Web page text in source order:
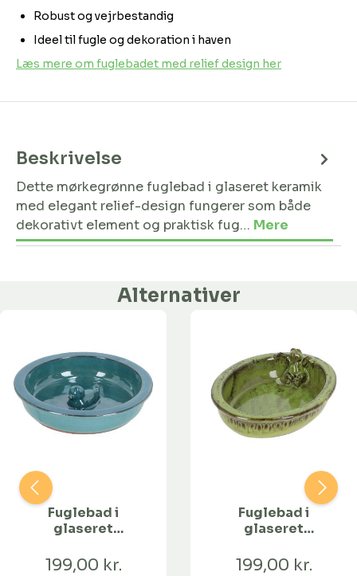
Robust og vejrbestandig
Ideel til fugle og dekoration i haven
Læs mere om fuglebadet med relief design her
Beskrivelse
Dette mørkegrønne fuglebad i glaseret keramik
med elegant relief-design fungerer som både
dekorativt element og praktisk fug… Mere
Alternativer
Fuglebad i
glaseret
199,00 kr.
Fuglebad i
glaseret
FRØ
199,00 kr.